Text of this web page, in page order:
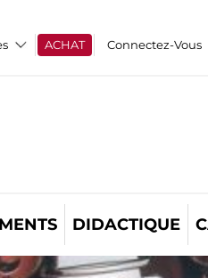
ACHAT Connectez-Vous
DIDACTIQUE